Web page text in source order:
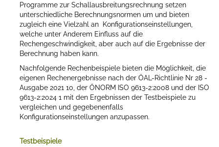
Programme zur Schallausbreitungsrechnung setzen
unterschiedliche Berechnungsnormen um und bieten
zugleich eine Vielzahl an Konfigurationseinstellungen,
welche unter Anderem Einfluss auf die
Rechengeschwindigkeit, aber auch auf die Ergebnisse der
Berechnung haben kann.
Nachfolgende Rechenbeispiele bieten die Möglichkeit, die
eigenen Rechenergebnisse nach der ÖAL-Richtlinie Nr 28 -
Ausgabe 2021 10, der ÖNORM ISO 9613-2:2008 und der ISO
9613-2:2024 1 mit den Ergebnissen der Testbeispiele zu
vergleichen und gegebenenfalls
Konfigurationseinstellungen anzupassen.
Testbeispiele